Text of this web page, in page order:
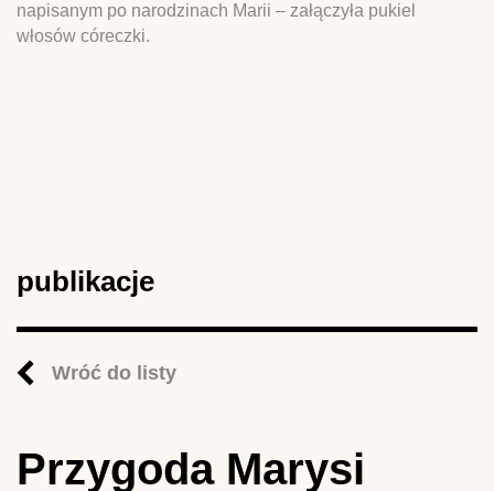
napisanym po narodzinach Marii – załączyła pukiel
włosów córeczki.
publikacje
Wróć do listy
Przygoda Marysi